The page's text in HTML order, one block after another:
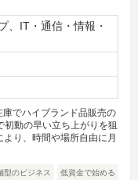
、IT・通信・情報・
でハイブランド品販売の
動の早い立ち上がりを狙
り、時間や場所自由に月
型のビジネス 低資金で始める